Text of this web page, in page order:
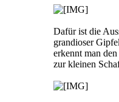
Dafür ist die
grandioser
erkennt man
zur kleinen